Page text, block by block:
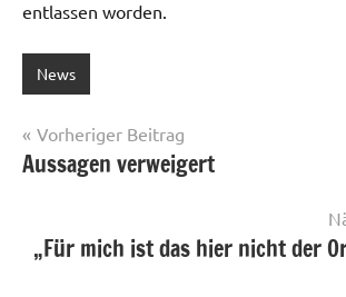
entlassen worden.
News
Beitragsnavigation
Vorheriger Beitrag
Aussagen verweigert
„Für mich ist das hier nicht der